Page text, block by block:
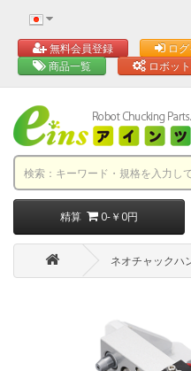
無料会員登録 ログ
商品一覧
ロボッ
精算 0-￥0円
ネオチャックハ